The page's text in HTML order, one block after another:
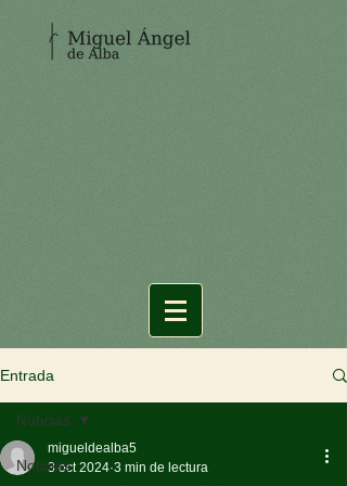
Entrada
Noticias
Noticias
migueldealba5
3 oct 2024 3 min de lectura